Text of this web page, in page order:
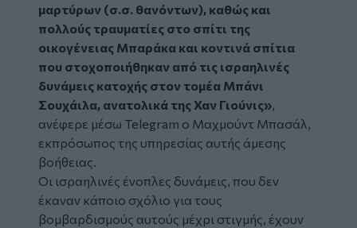
μαρτύρων (σ.σ. θανόντων), καθώς και
πολλούς τραυματίες στο σπίτι της
οικογένειας Μπαράκα και κοντινά σπίτια
που στοχοποιήθηκαν από τις ισραηλινές
δυνάμεις κατοχής στον τομέα Μπάνι
Σουχάιλα, ανατολικά της Χαν Γιούνις»,
ανέφερε μέσω Telegram ο Μαχμούντ Μπασάλ,
εκπρόσωπος της υπηρεσίας αυτής άμεσης
βοήθειας.
Οι ισραηλινές ένοπλες δυνάμεις, που δεν
έκαναν κάποιο σχόλιο για τους
βομβαρδισμούς αυτούς μέχρι στιγμής, έχουν